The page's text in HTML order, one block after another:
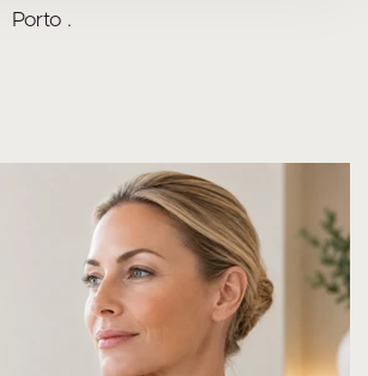
Porto .